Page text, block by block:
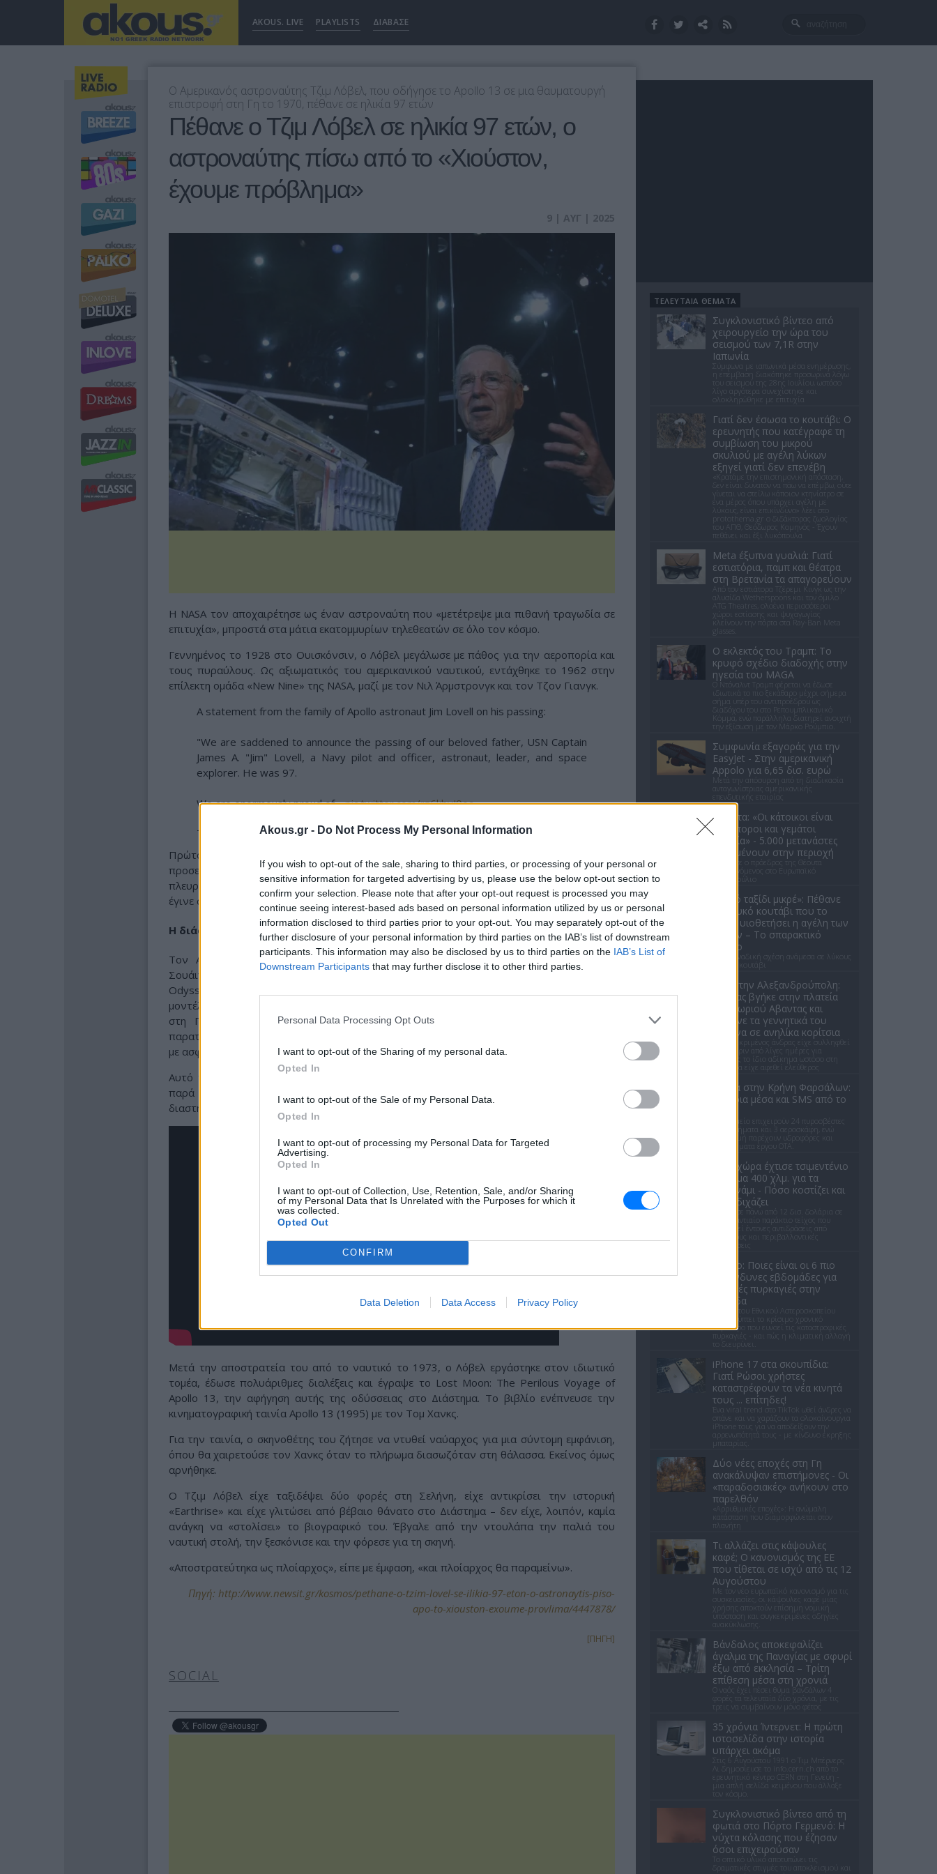
Akous.gr - Do Not Process My Personal Information
If you wish to opt-out of the sale, sharing to third parties, or processing of your personal or
sensitive information for targeted advertising by us, please use the below opt-out section to
confirm your selection. Please note that after your opt-out request is processed you may
continue seeing interest-based ads based on personal information utilized by us or personal
information disclosed to third parties prior to your opt-out. You may separately opt-out of the
further disclosure of your personal information by third parties on the IAB’s list of downstream
participants. This information may also be disclosed by us to third parties on the IAB’s List of
Downstream Participants that may further disclose it to other third parties.
Personal Data Processing Opt Outs
I want to opt-out of the Sharing of my personal data.
Opted In
I want to opt-out of the Sale of my Personal Data.
Opted In
I want to opt-out of processing my Personal Data for Targeted
Advertising.
Opted In
I want to opt-out of Collection, Use, Retention, Sale, and/or Sharing
of my Personal Data that Is Unrelated with the Purposes for which it
was collected.
Opted Out
CONFIRM
Data Deletion Data Access Privacy Policy
AKOUS. LIVE PLAYLISTS ΔΙΑΒΑΣΕ
Ο Αμερικανός αστροναύτης Τζιμ Λόβελ, που οδήγησε το Apollo 13 σε μια θαυματουργή
επιστροφή στη Γη το 1970, πέθανε σε ηλικία 97 ετών
Πέθανε ο Τζιμ Λόβελ σε ηλικία 97 ετών, ο
αστροναύτης πίσω από το «Χιούστον,
έχουμε πρόβλημα»
9 | ΑΥΓ | 2025
Η NASA τον αποχαιρέτησε ως έναν αστροναύτη που «μετέτρεψε μια πιθανή τραγωδία σε
επιτυχία», μπροστά στα μάτια εκατομμυρίων τηλεθεατών σε όλο τον κόσμο.
Γεννημένος το 1928 στο Ουισκόνσιν, ο Λόβελ μεγάλωσε με πάθος για την αεροπορία και
τους πυραύλους. Ως αξιωματικός του αμερικανικού ναυτικού, εντάχθηκε το 1962 στην
επίλεκτη ομάδα «New Nine» της NASA, μαζί με τον Νιλ Άρμστρονγκ και τον Τζον Γιανγκ.
A statement from the family of Apollo astronaut Jim Lovell on his passing:
"We are saddened to announce the passing of our beloved father, USN Captain
James A. "Jim" Lovell, a Navy pilot and officer, astronaut, leader, and space
explorer. He was 97.
We are enormously proud of…pic.twitter.com/rz6kbvJ9oa
— NASA (@NASA)August 8, 2025
Πρώτος αστροναύτης που ταξίδεψε δύο φορές γύρω από τη Σελήνη χωρίς να
προσεληνωθεί, συμμετείχε στην αποστολή Apollo 8, την πρώτη που έδειξε την αθέατη
πλευρά του δορυφόρου μας και απαθανάτισε τη διάσημη φωτογραφία «Earthrise», η οποία
έγινε σύμβολο της ευθραυστότητας του πλανήτη μας.
Η διάσωση του Apollo 13
Τον Απρίλιο του 1970, καθώς κατευθυνόταν προς τη Σελήνη μαζί με τους Τζακ
Σουάιγκερτ και Φρεντ Χέιζ, μια έκρηξη κατέστρεψε σοβαρά το διαστημικό σκάφος
Odyssey. Ο Λόβελ αυτοσχεδίασε ένα σχέδιο επιβίωσης, χρησιμοποιώντας το σεληνιακό
μοντέλο ως «σωσίβια λέμβο» για να διατηρήσει το πλήρωμα ζωντανό μέχρι την επιστροφή
στη Γη. Μετά από τέσσερις ημέρες ακραίας έντασης, πολικών θερμοκρασιών και
παρατεταμένης σιωπής κατά την είσοδο στην ατμόσφαιρα, το πλήρωμα προσθαλασσώθηκε
με ασφάλεια στον Ειρηνικό.
Αυτό το κατόρθωμα, που η NASA χαρακτήρισε «την ωραιότερη ώρα» της ιστορίας της,
παρά την αποτυχία της αποστολής, παραμένει μια από τις πιο εμβληματικές στιγμές της
διαστημικής εξερεύνησης.
Μετά την αποστρατεία του από το ναυτικό το 1973, ο Λόβελ εργάστηκε στον ιδιωτικό
τομέα, έδωσε πολυάριθμες διαλέξεις και έγραψε το Lost Moon: The Perilous Voyage of
Apollo 13, την αφήγηση αυτής της οδύσσειας στο Διάστημα. Το βιβλίο ενέπνευσε την
κινηματογραφική ταινία Apollo 13 (1995) με τον Τομ Χανκς.
Για την ταινία, ο σκηνοθέτης του ζήτησε να ντυθεί ναύαρχος για μια σύντομη εμφάνιση,
όπου θα χαιρετούσε τον Χανκς όταν το πλήρωμα διασωζόταν στη θάλασσα. Εκείνος όμως
αρνήθηκε.
Ο Τζιμ Λόβελ είχε ταξιδέψει δύο φορές στη Σελήνη, είχε αντικρίσει την ιστορική
«Earthrise» και είχε γλιτώσει από βέβαιο θάνατο στο Διάστημα – δεν είχε, λοιπόν, καμία
ανάγκη να «στολίσει» το βιογραφικό του. Έβγαλε από την ντουλάπα την παλιά του
ναυτική στολή, την ξεσκόνισε και την φόρεσε για τη σκηνή.
«Αποστρατεύτηκα ως πλοίαρχος», είπε με έμφαση, «και πλοίαρχος θα παραμείνω».
Πηγή: http://www.newsit.gr/kosmos/pethane-o-tzim-lovel-se-ilikia-97-eton-o-astronaytis-piso-
apo-to-xiouston-exoume-provlima/4447878/
[ΠΗΓΗ]
SOCIAL
ΤΕΛΕΥΤΑΙΑ ΘΕΜΑΤΑ
Συγκλονιστικό βίντεο από
χειρουργείο την ώρα του
σεισμού των 7,1R στην
Ιαπωνία
Σύμφωνα με ιαπωνικά μέσα ενημέρωσης,
η επέμβαση διακόπηκε προσωρινά λόγω
του σεισμού της 28ης Ιουλίου, ωστόσο
λίγο αργότερα συνεχίστηκε και
ολοκληρώθηκε με επιτυχία
Γιατί δεν έσωσα το κουτάβι: Ο
ερευνητής που κατέγραφε τη
συμβίωση του μικρού
σκυλιού με αγέλη λύκων
εξηγεί γιατί δεν επενέβη
«Κρατάμε την επιστημονική απόσταση,
δεν είναι δυνατόν να πάω να επέμβω, ούτε
γίνεται να στείλω κάποιον κτηνίατρο σε
ένα μέρος όπου υπάρχει αγέλη με
λύκους, είναι επικίνδυνο» λέει στο
protothema.gr ο διδάκτορας ζωολογίας
του ΑΠΘ, Θεόδωρος Κομηνός - Έχουν
πεθάνει και έξι λυκόπουλα
Meta έξυπνα γυαλιά: Γιατί
εστιατόρια, παμπ και θέατρα
στη Βρετανία τα απαγορεύουν
Από τον εστιάτορα Τζέρεμι Κινγκ ως την
αλυσίδα Wetherspoons και τον όμιλο
ATG Theatres, ολοένα περισσότεροι
χώροι εστίασης και ψυχαγωγίας
κλείνουν την πόρτα στα Ray-Ban Meta
glasses.
Ο εκλεκτός του Τραμπ: Το
κρυφό σχέδιο διαδοχής στην
ηγεσία του MAGA
Ο Ντόναλντ Τραμπ φέρεται να έδωσε
ιδιωτικά το πιο ξεκάθαρο μέχρι σήμερα
σήμα υπέρ του αντιπροέδρου ως
διαδόχου του στο Ρεπουμπλικανικό
Κόμμα, ενώ παράλληλα διατηρεί ανοιχτή
την εξίσωση με τον Μάρκο Ρούμπιο.
Συμφωνία εξαγοράς για την
EasyJet - Στην αμερικανική
Appolo για 6,65 δισ. ευρώ
Μετά την απόσυρση από τη διαδικασία
ανταγωνίστριας αμερικανικής
επενδυτικής εταιρίας
Θέουτα: «Οι κάτοικοι είναι
ανήμποροι και γεμάτοι
αγωνία» - 5.000 μετανάστες
παραμένουν στην περιοχή
Όσα είπε ο πρόεδρος της Θέουτα
απευθυνόμενος στο Ευρωπαϊκό
«Καλό ταξίδι μικρέ»: Πέθανε
το λευκό κουτάβι που το
είχαν υιοθετήσει η αγέλη των
λύκων – Το σπαρακτικό
βίντεο
Μια μοναδική σχέση ανάμεσα σε λύκους
και ένα κουτάβι
Σοκ στην Αλεξανδρούπολη:
Ανδρας βγήκε στην πλατεία
του χωριού Αβαντας και
έδειχνε τα γεννητικά του
όργανα σε ανηλίκα κορίτσια
Ο συγκεκριμένος άνδρας είχε συλληφθεί
μόλις πριν από λίγες ημέρες για
ακριβώς το ίδιο αδίκημα ωστόσο στη
συνέχεια είχε αφεθεί ελεύθερος
Φωτιά στην Κρήνη Φαρσάλων:
Εναέρια μέσα και SMS από το
Στο σημείο επιχειρούν 24 πυροσβέστες
με 8 οχήματα και 3 αεροσκάφη, ενώ
συνδρομή παρέχουν υδροφόρες και
μηχανήματα έργου ΟΤΑ.
Ποια χώρα έχτισε τσιμεντένιο
φράγμα 400 χλμ. για τα
τσουνάμι - Πόσο κοστίζει και
γιατί διχάζει
Επένδυσε πάνω από 12 δισ. δολάρια σε
ένα γιγαντιαίο παράκτιο τείχος που
προκαλεί έντονες αντιδράσεις από
κατοίκους και περιβαλλοντικές
οργανώσεις
Meteo: Ποιες είναι οι 6 πιο
επικίνδυνες εβδομάδες για
δασικές πυρκαγιές στην
Ελλάδα
Έρευνα του Εθνικού Αστεροσκοπείου
αποκαλύπτει το κρίσιμο χρονικό
παράθυρο που ευνοεί τις καταστροφικές
πυρκαγιές - και πώς η κλιματική αλλαγή
το διευρύνει.
iPhone 17 στα σκουπίδια:
Γιατί Ρώσοι χρήστες
καταστρέφουν τα νέα κινητά
τους ... επίτηδες!
Ένα viral trend στο TikTok ωθεί άνδρες να
σπάνε και να χαράζουν τα ολοκαίνουργια
iPhone τους για να αποδείξουν την
αρρενωπότητά τους - με κίνδυνο έκρηξης
μπαταρίας.
Δύο νέες εποχές στη Γη
ανακάλυψαν επιστήμονες - Oι
«παραδοσιακές» ανήκουν στο
παρελθόν
«Αρρυθμικές εποχές»: Η ανώμαλη
κατάσταση που διαμορφώνεται στον
πλανήτη
Τι αλλάζει στις κάψουλες
καφέ; Ο κανονισμός της ΕΕ
που τίθεται σε ισχύ από τις 12
Αυγούστου
Με τον νέο ευρωπαϊκό κανονισμό για τις
συσκευασίες, οι κάψουλες καφέ μιας
χρήσης αποκτούν επίσημη νομική
υπόσταση και συγκεκριμένες οδηγίες
ανακύκλωσης.
Βάνδαλος αποκεφαλίζει
άγαλμα της Παναγίας με σφυρί
έξω από εκκλησία – Τρίτη
επίθεση μέσα στη χρονιά
Ο ναός έχει πέσει θύμα βανδάλων 4
φορές τα τελευταία δύο χρόνια, με τις
τρεις να συμβαίνουν μόνο φέτος
35 χρόνια Ίντερνετ: Η πρώτη
ιστοσελίδα στην ιστορία
υπάρχει ακόμα
Στις 6 Αυγούστου 1991 ο Τιμ Μπέρνερς
Λι δημοσίευσε το info.cern.ch από το
ερευνητικό κέντρο CERN στη Γενεύη -
μια απλή σελίδα κειμένου που άλλαξε
τον κόσμο.
Συγκλονιστικό βίντεο από τη
φωτιά στο Πόρτο Γερμενό: Η
νύχτα κόλασης που έζησαν
όσοι επιχειρούσαν
Το οπτικό υλικό αποτυπώνει τις
δραματικές στιγμές του αποκλεισμού και